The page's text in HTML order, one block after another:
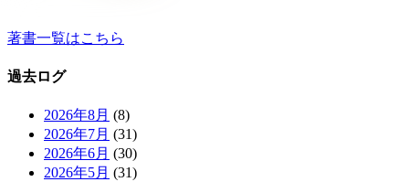
著書一覧はこちら
過去ログ
2026年8月 (8)
2026年7月 (31)
2026年6月 (30)
2026年5月 (31)